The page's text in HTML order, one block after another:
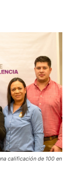
calificación de 100 en